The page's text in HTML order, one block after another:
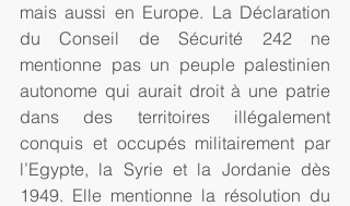
mais aussi en Europe. La Déclaration
du Conseil de Sécurité 242 ne
mentionne pas un peuple palestinien
autonome qui aurait droit à une patrie
dans des territoires illégalement
conquis et occupés militairement par
l’Egypte, la Syrie et la Jordanie dès
1949. Elle mentionne la résolution du